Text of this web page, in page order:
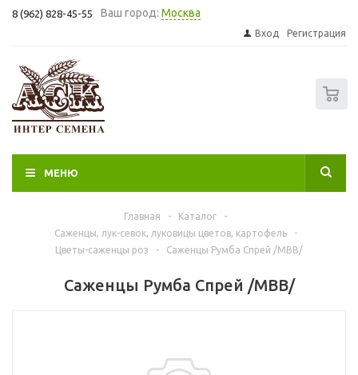
8 (962) 828-45-55 Ваш город: Москва
Вход Регистрация
МЕНЮ
Главная - Каталог
-
Саженцы, лук-севок, луковицы цветов, картофель
-
Цветы-саженцы роз
- Саженцы Румба Спрей /МВВ/
Саженцы Румба Спрей /МВВ/